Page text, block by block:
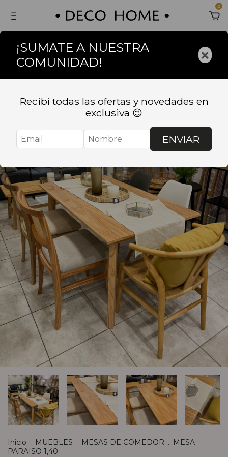
0
Sin stock
Inicio . MUEBLES . MESAS DE COMEDOR . MESA
PARAISO 1,40
¡SUMATE A NUESTRA
COMUNIDAD!
×
Recibí todas las ofertas y novedades en
exclusiva 😉
ENVIAR